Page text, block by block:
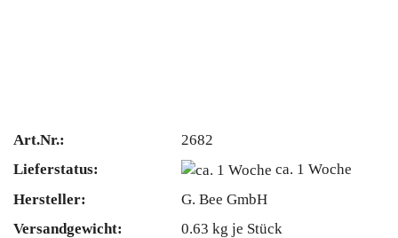
Art.Nr.:
2682
Lieferstatus:
ca. 1 Woche
Hersteller:
G. Bee GmbH
Versandgewicht:
0.63 kg je Stück